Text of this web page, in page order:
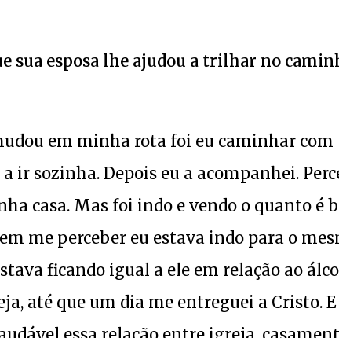
sua esposa lhe ajudou a trilhar no
em minha rota foi eu caminhar com
ir sozinha. Depois eu a acompanhei.
casa. Mas foi indo e vendo o quanto é
me perceber eu estava indo para o
ficando igual a ele em relação ao
até que um dia me entreguei a Cristo. E